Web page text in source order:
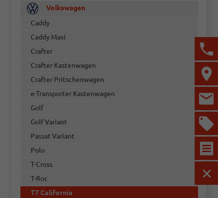
Volkswagen
Caddy
Caddy Maxi
Crafter
Crafter Kastenwagen
Crafter Pritschenwagen
e-Transporter Kastenwagen
Golf
Golf Variant
Passat Variant
Polo
T-Cross
T-Roc
T7 California